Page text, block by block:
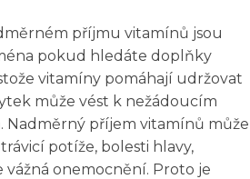
příjmu vitamínů jsou
pokud hledáte doplňky
vitamíny pomáhají udržovat
může vést k nežádoucím
Nadměrný příjem vitamínů může
potíže, bolesti hlavy,
vážná onemocnění. Proto je